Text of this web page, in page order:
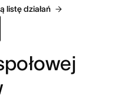
listę działań